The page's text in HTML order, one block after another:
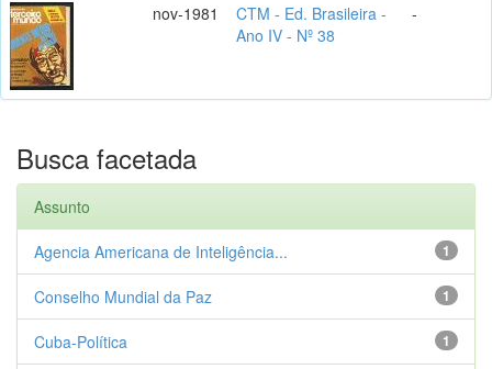
nov-1981
CTM - Ed. Brasileira -
Ano IV - Nº 38
-
Busca facetada
Assunto
1
Agencia Americana de Inteligência...
1
Conselho Mundial da Paz
1
Cuba-Política